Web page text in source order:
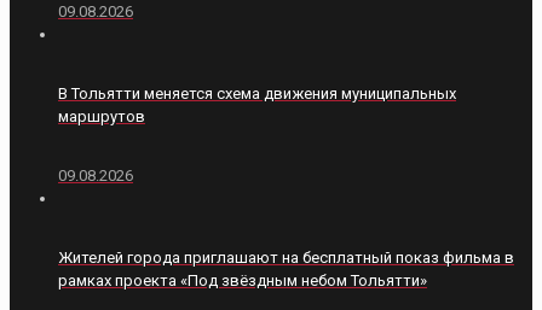
09.08.2026
В Тольятти меняется схема движения муниципальных
маршрутов
09.08.2026
Жителей города приглашают на бесплатный показ фильма в
рамках проекта «Под звёздным небом Тольятти»